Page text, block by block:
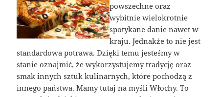
powszechne oraz
wybitnie wielokrotnie
spotykane danie nawet w
kraju. Jednakże to nie jest
standardowa potrawa. Dzięki temu jesteśmy w
stanie oznajmić, że wykorzystujemy tradycję oraz
smak innych sztuk kulinarnych, które pochodzą z
innego państwa. Mamy tutaj na myśli Włochy. To